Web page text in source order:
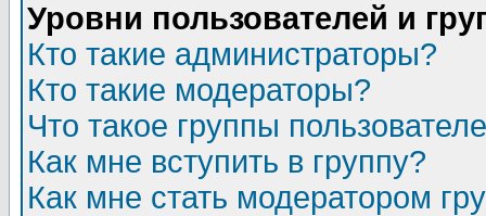
Уровни пользователей и
Кто такие администраторы?
Кто такие модераторы?
Что такое группы
Как мне вступить в группу?
Как мне стать модератором